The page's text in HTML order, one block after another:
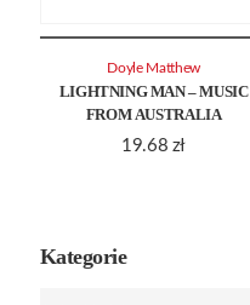
LIGHTNING MAN – MUSIC
FROM AUSTRALIA
19.68 zł
Doyle Matthew
Kategorie